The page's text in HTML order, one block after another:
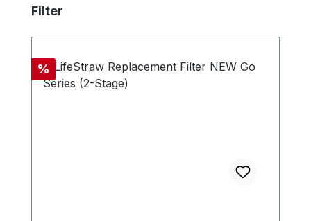
Produktgalerie überspringen
Filter
Rabatt
%